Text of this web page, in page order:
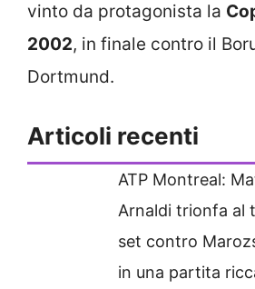
vinto da protagonista la
2002, in finale contro il
Dortmund.
Articoli recenti
ATP Montreal:
Arnaldi trionfa al
set contro
in una partita